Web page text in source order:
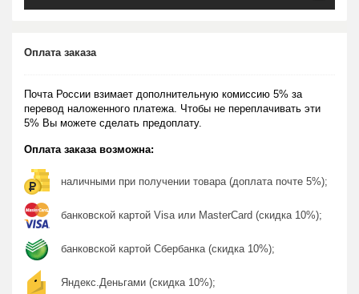
Оплата заказа
Почта России взимает дополнительную комиссию 5% за
перевод наложенного платежа. Чтобы не переплачивать эти
5% Вы можете сделать предоплату.
Оплата заказа возможна:
наличными при получении товара (доплата почте 5%);
банковской картой Visa или MasterCard (скидка 10%);
банковской картой Сбербанка (скидка 10%);
Яндекс.Деньгами (скидка 10%);